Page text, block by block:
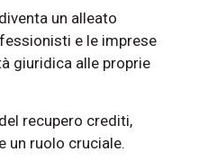
un alleato
e le imprese
giuridica alle proprie
recupero crediti,
un ruolo cruciale.